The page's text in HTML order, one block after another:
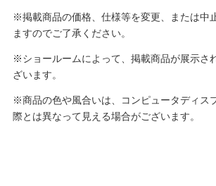
※掲載商品の価格、仕様等を変更、または中
ますのでご了承ください。
※ショールームによって、掲載商品が展示さ
ざいます。
※商品の色や風合いは、コンピュータディス
際とは異なって見える場合がございます。